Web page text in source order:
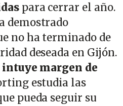
para cerrar el año.
demostrado
no ha terminado de
deseada en Gijón.
intuye margen de
estudia las
pueda seguir su